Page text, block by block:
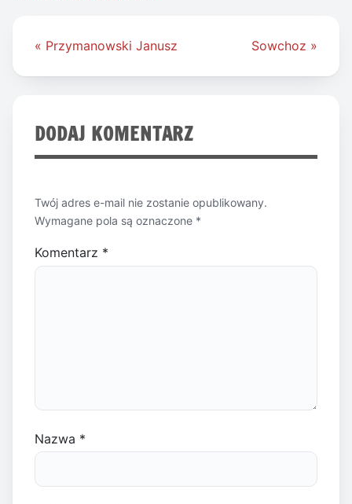
Nawigacja
« Przymanowski Janusz Sowchoz »
DODAJ KOMENTARZ
Twój adres e-mail nie zostanie opublikowany.
Wymagane pola są oznaczone *
Komentarz *
Nazwa *